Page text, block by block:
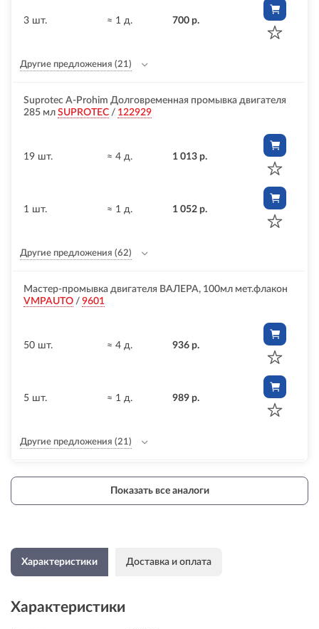
3 шт. ≈ 1 д. 700 р.
Другие предложения (21)
Suprotec A-Prohim Долговременная промывка двигателя
285 мл SUPROTEC / 122929
19 шт. ≈ 4 д. 1 013 р.
1 шт. ≈ 1 д. 1 052 р.
Другие предложения (62)
Мастер-промывка двигателя ВАЛЕРА, 100мл мет.флакон
VMPAUTO / 9601
50 шт. ≈ 4 д. 936 р.
5 шт. ≈ 1 д. 989 р.
Другие предложения (21)
Показать все аналоги
Характеристики Доставка и оплата
Характеристики